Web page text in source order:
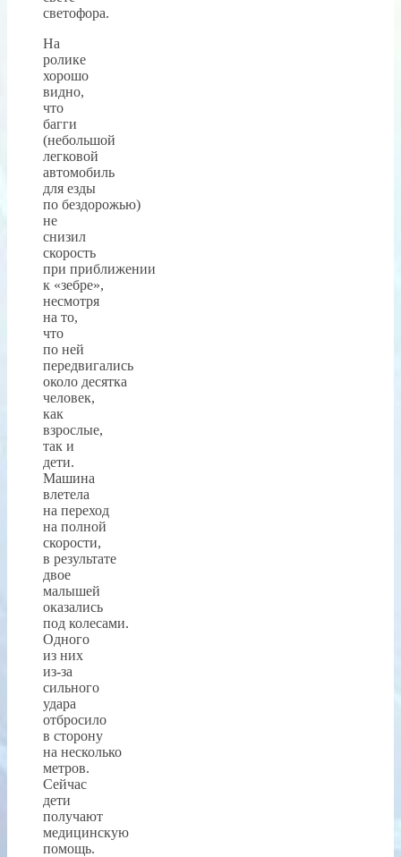
светофора.
На
ролике
хорошо
видно,
что
багги
(небольшой
легковой
автомобиль
для езды
по бездорожью)
не
снизил
скорость
при приближении
к «зебре»,
несмотря
на то,
что
по ней
передвигались
около десятка
человек,
как
взрослые,
так и
дети.
Машина
влетела
на переход
на полной
скорости,
в результате
двое
малышей
оказались
под колесами.
Одного
из них
из-за
сильного
удара
отбросило
в сторону
на несколько
метров.
Сейчас
дети
получают
медицинскую
помощь.